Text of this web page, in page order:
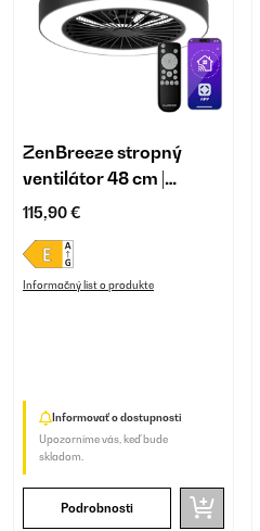
ZenBreeze stropný
ventilátor 48 cm |
inteligentný | so svetlom
115,90 €
Informačný list o produkte
Informovať o dostupnosti
Upozorníme vás, keď bude
skladom.
Podrobnosti